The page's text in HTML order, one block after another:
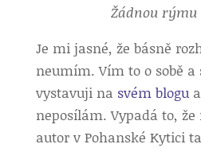
Žádnou
Je mi jasné, že básně
neumím. Vím to o sobě a
vystavuji na svém blogua
neposílám. Vypadá to,
autor v Pohanské Kytici